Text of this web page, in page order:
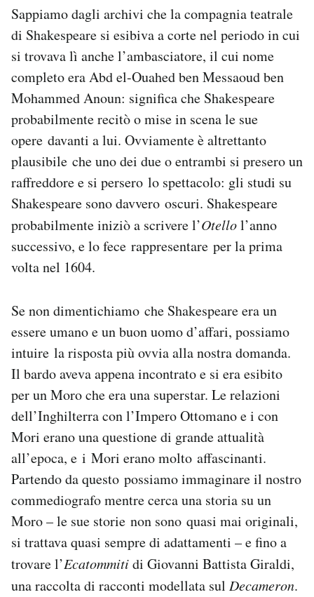
Sappiamo dagli archivi che la compagnia teatrale
di Shakespeare si esibiva a corte nel periodo in cui
si trovava lì anche l’ambasciatore, il cui nome
completo era Abd el-Ouahed ben Messaoud ben
Mohammed Anoun: significa che Shakespeare
probabilmente recitò o mise in scena le sue
opere davanti a lui. Ovviamente è altrettanto
plausibile che uno dei due o entrambi si presero un
raffreddore e si persero lo spettacolo: gli studi su
Shakespeare sono davvero oscuri. Shakespeare
probabilmente iniziò a scrivere l’Otellol’anno
successivo, e lo fece rappresentare per la prima
volta nel 1604.
Se non dimentichiamo che Shakespeare era un
essere umano e un buon uomo d’affari, possiamo
intuire la risposta più ovvia alla nostra domanda.
Il bardo aveva appena incontrato e si era esibito
per un Moro che era una superstar. Le relazioni
dell’Inghilterra con l’Impero Ottomano e i con
Mori erano una questione di grande attualità
all’epoca, e i Mori erano molto affascinanti.
Partendo da questo possiamo immaginare il nostro
commediografo mentre cerca una storia su un
Moro – le sue storie non sono quasi mai originali,
si trattava quasi sempre di adattamenti – e fino a
trovare l’Ecatommitidi Giovanni Battista Giraldi,
una raccolta di racconti modellata sul Decameron.